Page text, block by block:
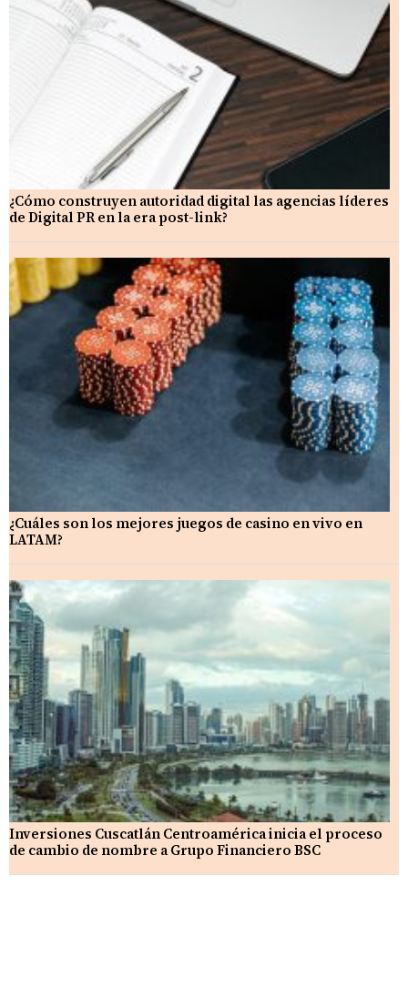
¿Cómo construyen autoridad digital las agencias líderes
de Digital PR en la era post-link?
¿Cuáles son los mejores juegos de casino en vivo en
LATAM?
Inversiones Cuscatlán Centroamérica inicia el proceso
de cambio de nombre a Grupo Financiero BSC